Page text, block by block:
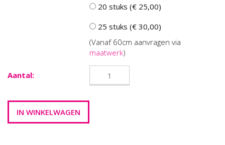
20 stuks (€ 25,00)
25 stuks (€ 30,00)
(Vanaf 60cm aanvragen via
maatwerk)
Aantal: